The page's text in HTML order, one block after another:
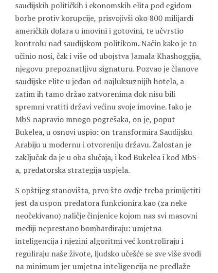
saudijskih političkih i ekonomskih elita pod egidom
borbe protiv korupcije, prisvojivši oko 800 milijardi
američkih dolara u imovini i gotovini, te učvrstio
kontrolu nad saudijskom politikom. Način kako je to
učinio nosi, čak i više od ubojstva Jamala Khashoggija,
njegovu prepoznatljivu signaturu. Pozvao je članove
saudijske elite u jedan od najluksuznijih hotela, a
zatim ih tamo držao zatvorenima dok nisu bili
spremni vratiti državi većinu svoje imovine. Iako je
MbS napravio mnogo pogrešaka, on je, poput
Bukelea, u osnovi uspio: on transformira Saudijsku
Arabiju u modernu i otvoreniju državu. Žalostan je
zaključak da je u oba slučaja, i kod Bukelea i kod MbS-
a, predatorska strategija uspjela.
S opštijeg stanovišta, prvo što ovdje treba primijetiti
jest da uspon predatora funkcionira kao (za neke
neočekivano) naličje činjenice kojom nas svi masovni
mediji neprestano bombardiraju: umjetna
inteligencija i njezini algoritmi već kontroliraju i
reguliraju naše živote, ljudsko učešće se sve više svodi
na minimum jer umjetna inteligencija ne predlaže